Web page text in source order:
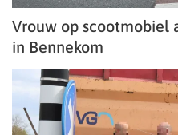
Vrouw op scootmobiel
in Bennekom